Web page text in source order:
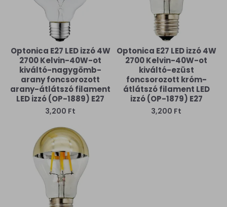
Optonica E27 LED izzó 4W
2700 Kelvin-40W-ot
kiváltó-nagygömb-
arany foncsorozott
arany-átlátszó filament
LED izzó (OP-1889) E27
3,200 Ft
Optonica E27 LED izzó 4W
2700 Kelvin-40W-ot
kiváltó-ezüst
foncsorozott króm-
átlátszó filament LED
izzó (OP-1879) E27
3,200 Ft